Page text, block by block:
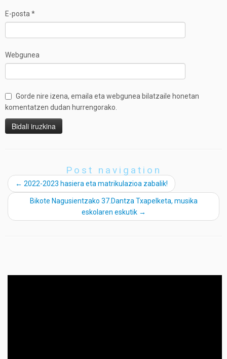
E-posta *
Webgunea
Gorde nire izena, emaila eta webgunea bilatzaile honetan
komentatzen dudan hurrengorako.
Post navigation
← 2022-2023 hasiera eta matrikulazioa zabalik!
Bikote Nagusientzako 37.Dantza Txapelketa, musika
eskolaren eskutik →